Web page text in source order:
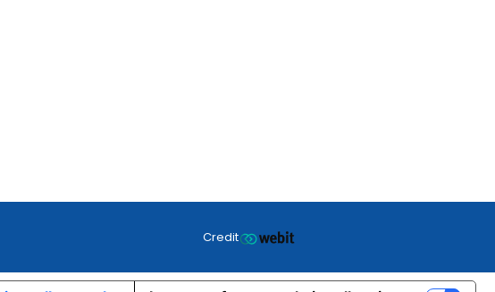
Credit